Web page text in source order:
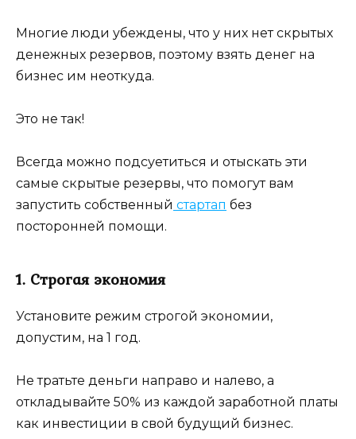
Многие люди убеждены, что у них нет скрытых
денежных резервов, поэтому взять денег на
бизнес им неоткуда.
Это не так!
Всегда можно подсуетиться и отыскать эти
самые скрытые резервы, что помогут вам
запустить собственный стартап без
посторонней помощи.
1. Строгая экономия
Установите режим строгой экономии,
допустим, на 1 год.
Не тратьте деньги направо и налево, а
откладывайте 50% из каждой заработной платы
как инвестиции в свой будущий бизнес.